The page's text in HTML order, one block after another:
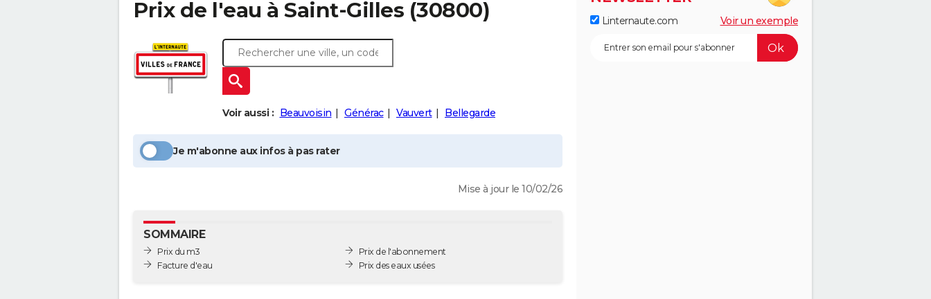
Prix de l'eau à Saint-Gilles (30800)
Voir aussi : Beauvoisin Générac Vauvert Bellegarde
Je m'abonne aux infos à pas rater
Mise à jour le 10/02/26
SOMMAIRE
Prix du m3
Facture d'eau
Prix de l'abonnement
Prix des eaux usées
Linternaute.com Voir un exemple